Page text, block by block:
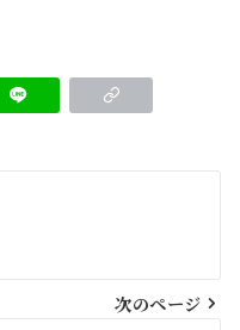
次のページ